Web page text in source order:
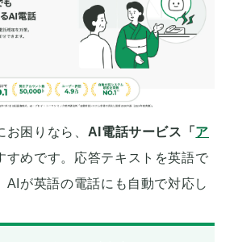
困りなら、 AI電話サービス「 ア
すめです。応答テキストを英語で
AIが英語の電話にも自動で対応し